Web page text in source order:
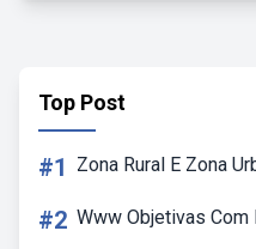
Top Post
#1 Zona Rural E Zona
#2 Www Objetivas Com